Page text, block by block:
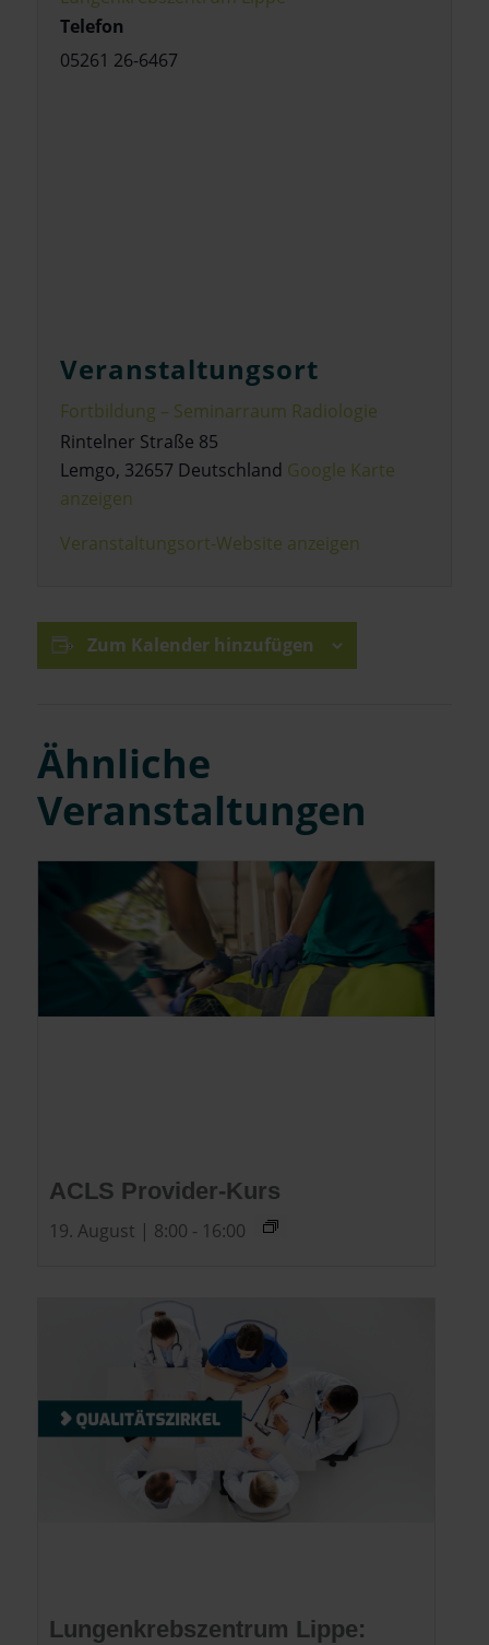
Telefon
05261 26-6467
Veranstaltungsort
Fortbildung – Seminarraum Radiologie
Rintelner Straße 85
Lemgo, 32657 Deutschland Google Karte
anzeigen
Veranstaltungsort-Website anzeigen
Zum Kalender hinzufügen
Ähnliche
Veranstaltungen
ACLS Provider-Kurs
19. August | 8:00 - 16:00
Lungenkrebszentrum Lippe: